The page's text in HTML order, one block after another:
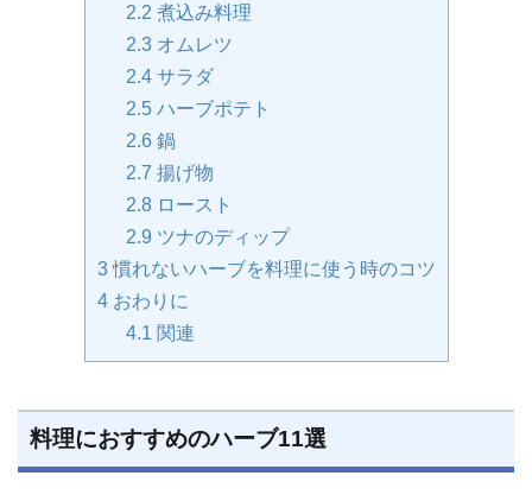
2.2 煮込み料理
2.3オムレツ
2.4サラダ
2.5ハーブポテト
2.6鍋
2.7 揚げ物
2.8ロースト
2.9 ツナのディップ
3慣れないハーブを料理に使う時のコツ
4おわりに
4.1 関連
料理におすすめのハーブ11選